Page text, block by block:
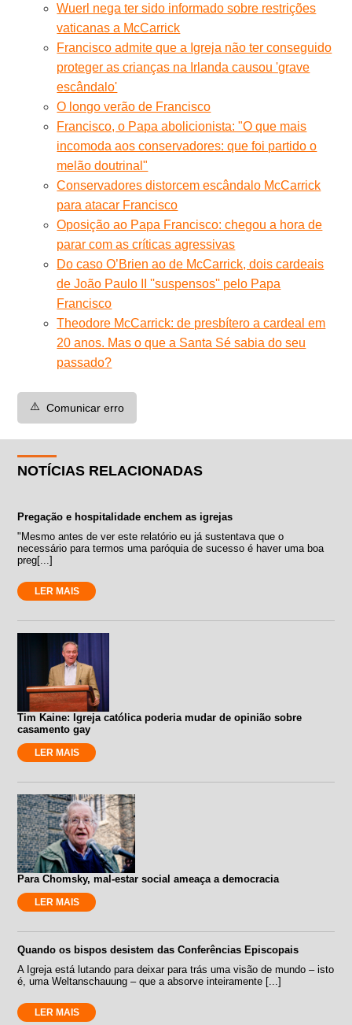
Wuerl nega ter sido informado sobre restrições
vaticanas a McCarrick
Francisco admite que a Igreja não ter conseguido
proteger as crianças na Irlanda causou 'grave
escândalo'
O longo verão de Francisco
Francisco, o Papa abolicionista: "O que mais
incomoda aos conservadores: que foi partido o
melão doutrinal"
Conservadores distorcem escândalo McCarrick
para atacar Francisco
Oposição ao Papa Francisco: chegou a hora de
parar com as críticas agressivas
Do caso O’Brien ao de McCarrick, dois cardeais
de João Paulo II ''suspensos'' pelo Papa
Francisco
Theodore McCarrick: de presbítero a cardeal em
20 anos. Mas o que a Santa Sé sabia do seu
passado?
⚠️ Comunicar erro
NOTÍCIAS RELACIONADAS
Pregação e hospitalidade enchem as igrejas
"Mesmo antes de ver este relatório eu já sustentava que o
necessário para termos uma paróquia de sucesso é haver uma boa
preg[...]
LER MAIS
Tim Kaine: Igreja católica poderia mudar de opinião sobre
casamento gay
LER MAIS
Para Chomsky, mal-estar social ameaça a democracia
LER MAIS
Quando os bispos desistem das Conferências Episcopais
A Igreja está lutando para deixar para trás uma visão de mundo – isto
é, uma Weltanschauung – que a absorve inteiramente [...]
LER MAIS